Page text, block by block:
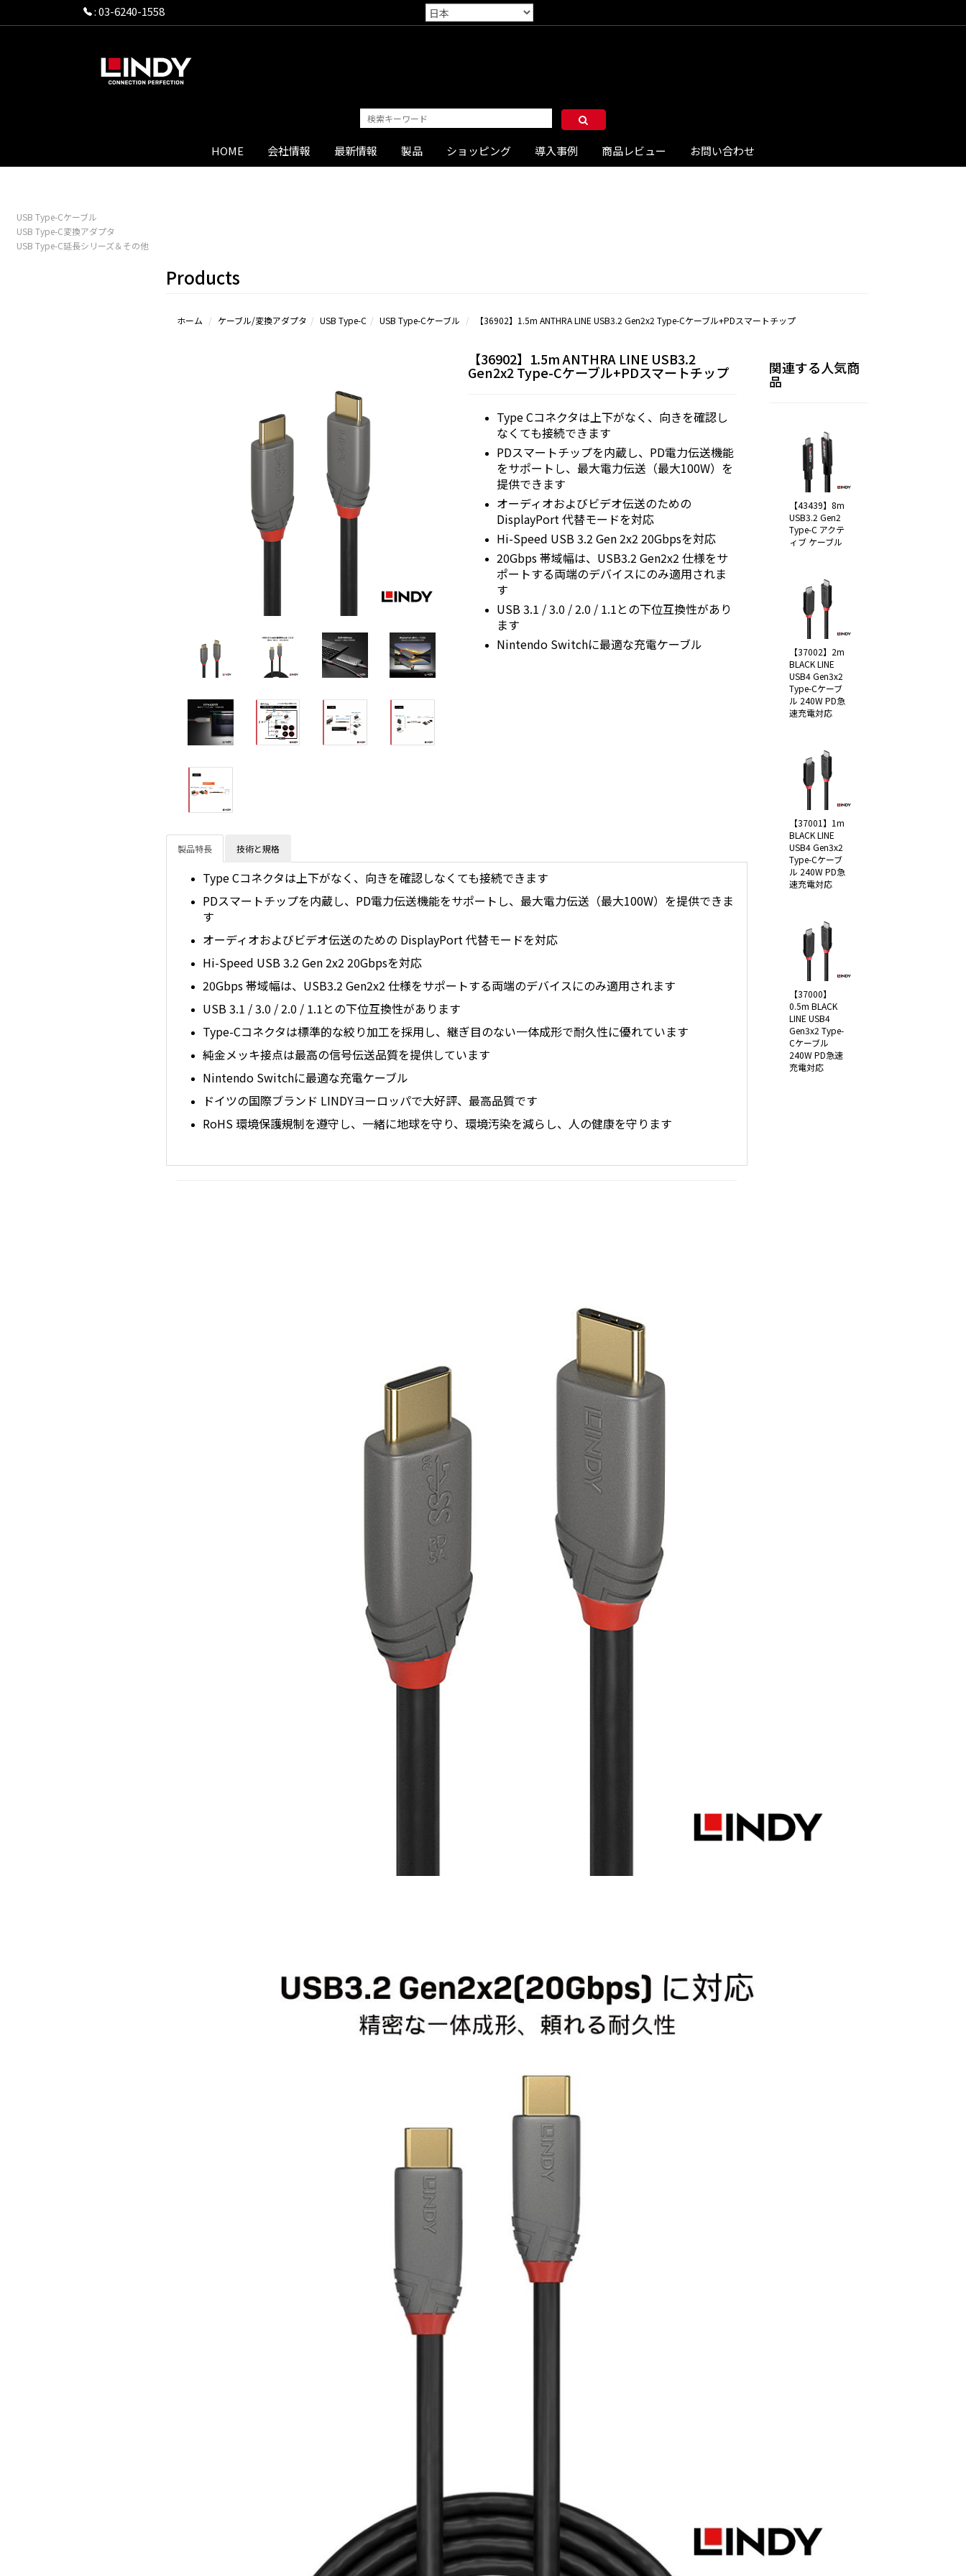
:03-6240-1558
HOME 会社情報 最新情報 製品 ショッピング 導入事例 商品レビュー お問い合わせ
USB Type-Cケーブル
USB Type-C変換アダプタ
USB Type-C延長シリーズ＆その他
Products
ホーム ケーブル/変換アダプタ USB Type-C USB Type-Cケーブル 【36902】1.5m ANTHRA LINE USB3.2 Gen2x2 Type-Cケーブル+PDスマートチップ
【36902】1.5m ANTHRA LINE USB3.2
Gen2x2 Type-Cケーブル+PDスマートチップ
Type Cコネクタは上下がなく、向きを確認し
なくても接続できます
PDスマートチップを内蔵し、PD電力伝送機能
をサポートし、最大電力伝送（最大100W）を
提供できます
オーディオおよびビデオ伝送のための
DisplayPort 代替モードを対応
Hi-Speed USB 3.2 Gen 2x2 20Gbpsを対応
20Gbps 帯域幅は、USB3.2 Gen2x2 仕様をサ
ポートする両端のデバイスにのみ適用されま
す
USB 3.1 / 3.0 / 2.0 / 1.1との下位互換性があり
ます
Nintendo Switchに最適な充電ケーブル
製品特長 技術と規格
Type Cコネクタは上下がなく、向きを確認しなくても接続できます
PDスマートチップを内蔵し、PD電力伝送機能をサポートし、最大電力伝送（最大100W）を提供できま
す
オーディオおよびビデオ伝送のための DisplayPort 代替モードを対応
Hi-Speed USB 3.2 Gen 2x2 20Gbpsを対応
20Gbps 帯域幅は、USB3.2 Gen2x2 仕様をサポートする両端のデバイスにのみ適用されます
USB 3.1 / 3.0 / 2.0 / 1.1との下位互換性があります
Type-Cコネクタは標準的な絞り加工を採用し、継ぎ目のない一体成形で耐久性に優れています
純金メッキ接点は最高の信号伝送品質を提供しています
Nintendo Switchに最適な充電ケーブル
ドイツの国際ブランド LINDYヨーロッパで大好評、最高品質です
RoHS 環境保護規制を遵守し、一緒に地球を守り、環境汚染を減らし、人の健康を守ります
関連する人気商
品
【43439】8m
USB3.2 Gen2
Type-C アクテ
ィブ ケーブル
【37002】2m
BLACK LINE
USB4 Gen3x2
Type-Cケーブ
ル 240W PD急
速充電対応
【37001】1m
BLACK LINE
USB4 Gen3x2
Type-Cケーブ
ル 240W PD急
速充電対応
【37000】
0.5m BLACK
LINE USB4
Gen3x2 Type-
Cケーブル
240W PD急速
充電対応